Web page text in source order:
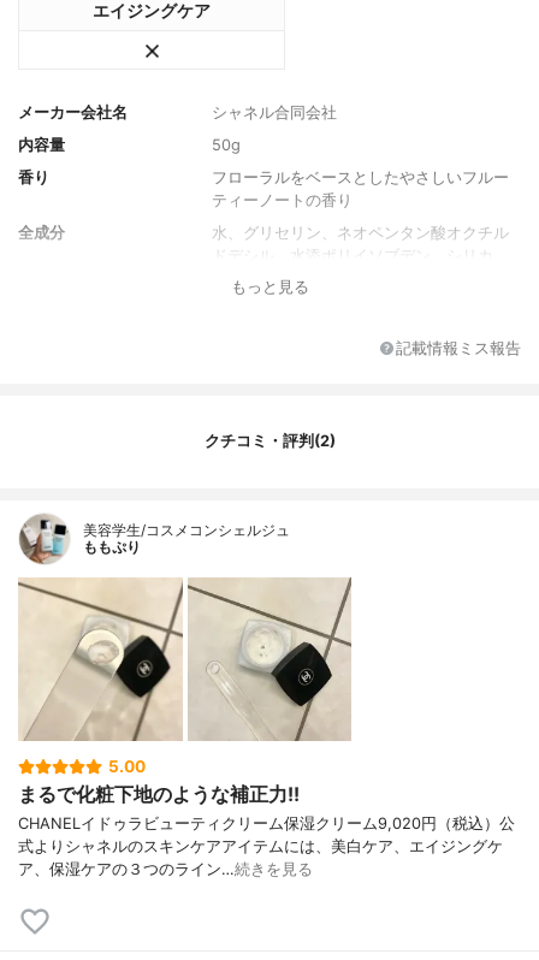
エイジングケア
メーカー会社名
シャネル合同会社
内容量
50g
香り
フローラルをベースとしたやさしいフルー
ティーノートの香り
全成分
水、グリセリン、ネオペンタン酸オクチル
ドデシル、水添ポリイソブデン、シリカ、
安息香酸アルキル(C12-15)、ペンチレング
グリセル、(アクリロイルジメチルタウリン
ェノキシエタノール、異性化糖、セタノー
(ジーt-プチルヒドロキシヒドロケイヒ酸)ペ
ン酸Na、フィチン酸、クエン酸、トコフェ
ロール、バルミチン酸アスコルビル、安息
香酸Na
もっと見る
記載情報ミス報告
クチコミ・評判(2)
美容学生/コスメコンシェルジュ
ももぷり
5.00
まるで化粧下地のような補正力!!
CHANELイドゥラビューティクリーム保湿クリーム9,020円（税込）公
式よりシャネルのスキンケアアイテムには、美白ケア、エイジングケ
ア、保湿ケアの３つのライン…続きを見る